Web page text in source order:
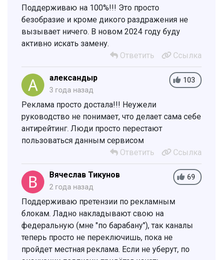
Поддерживаю на 100%!!! Это просто
безобразие и кроме дикого раздражения не
вызывает ничего. В новом 2024 году буду
активно искать замену.
Ответить
Ссылка
103
александыр
3 года назад
Реклама просто достала!!! Неужели
руководство не понимает, что делает сама себе
антирейтинг. Люди просто перестают
пользоваться данным сервисом
Ответить
Ссылка
69
Вячеслав Тикунов
2 года назад
Поддерживаю претензии по рекламным
блокам. Ладно накладывают свою на
федеральную (мне "по барабану"), так каналы
теперь просто не переключишь, пока не
пройдет местная реклама. Если не уберут, по